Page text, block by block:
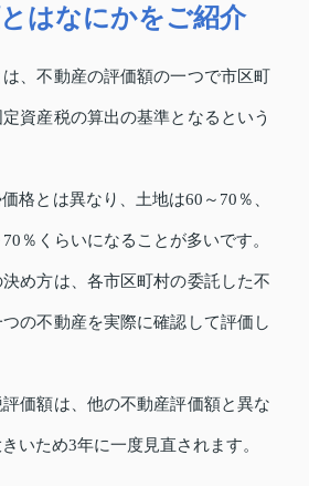
はなにかをご紹介
、不動産の評価額の一つで市区町
資産税の算出の基準となるという
格とは異なり、土地は60～70％、
％くらいになることが多いです。
め方は、各市区町村の委託した不
の不動産を実際に確認して評価し
価額は、他の不動産評価額と異な
いため3年に一度見直されます。